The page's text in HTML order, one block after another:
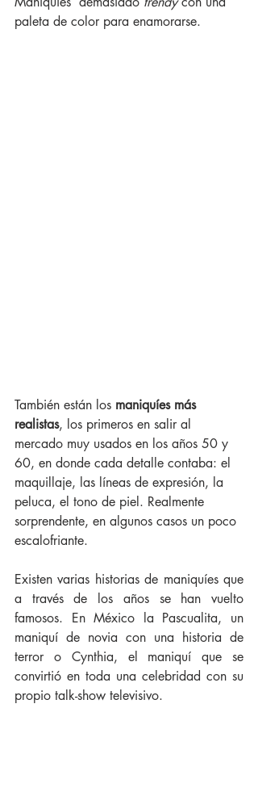
paleta de color para enamorarse.
También están los maniquíes más
realistas, los primeros en salir al
mercado muy usados en los años 50 y
60, en donde cada detalle contaba: el
maquillaje, las líneas de expresión, la
peluca, el tono de piel. Realmente
sorprendente, en algunos casos un poco
escalofriante.
Existen varias historias de maniquíes que
a través de los años se han vuelto
famosos. En México la Pascualita, un
maniquí de novia con una historia de
terror o Cynthia, el maniquí que se
convirtió en toda una celebridad con su
propio talk-show televisivo.